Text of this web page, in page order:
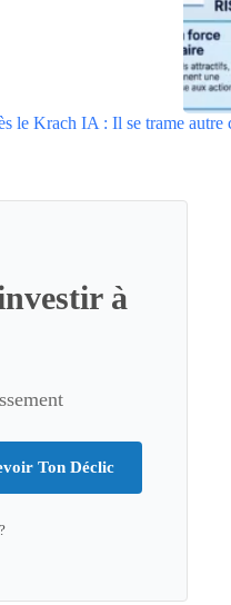
le Krach IA : Il se trame
à
Ton Déclic